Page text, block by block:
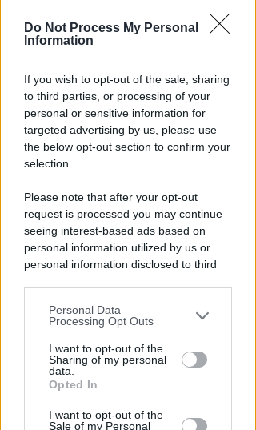
Do Not Process My Personal
Information
If you wish to opt-out of the sale, sharing
to third parties, or processing of your
personal or sensitive information for
targeted advertising by us, please use
the below opt-out section to confirm your
selection.
Please note that after your opt-out
request is processed you may continue
seeing interest-based ads based on
personal information utilized by us or
personal information disclosed to third
You may separately opt-out of the further
disclosure of your personal information
by third parties on the IAB’s list of
downstream participants.
by us to third parties on the IAB’s List of
Personal Data
Processing Opt Outs
I want to opt-out of the
Sharing of my personal
data.
Opted In
I want to opt-out of the
Sale of my Personal
aumenta le risorse e finanzia
tutti i progetti
PIAZZA TRE MARTIRI
Aspettando papa Leone, una
ligaza in piazza Tre Martiri
Redazione